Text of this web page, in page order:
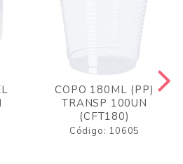
COPO 180ML (PP)
TRANSP 100UN
(CFT180)
Código: 10605